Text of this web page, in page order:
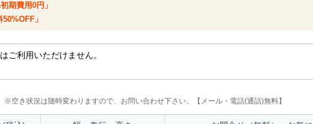
期費用0円」
」
ご利用いただけません。
き状況は随時変わりますので、お問い合わせ下さい。【メール・電話(通話)無料】